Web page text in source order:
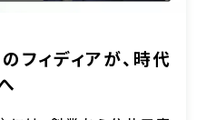
フィディアが、時代